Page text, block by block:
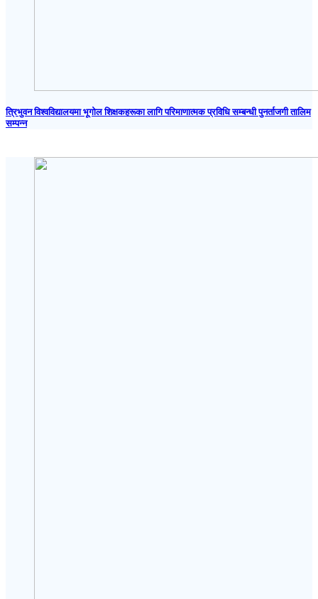
त्रिभुवन विश्वविद्यालयमा भूगोल शिक्षकहरूका लागि परिमाणात्मक प्रविधि सम्बन्धी पुनर्ताजगी तालिम
सम्पन्न